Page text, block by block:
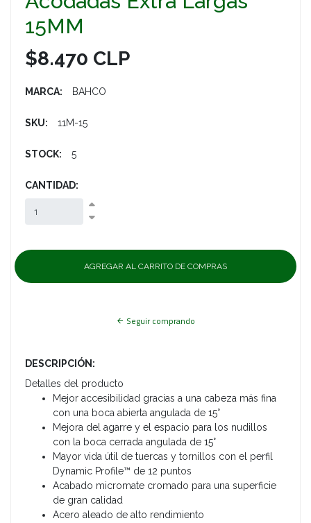
15MM
$8.470 CLP
MARCA: BAHCO
SKU: 11M-15
STOCK: 5
CANTIDAD:
Seguir comprando
DESCRIPCIÓN:
Detalles del producto
Mejor accesibilidad gracias a una cabeza más fina
con una boca abierta angulada de 15°
Mejora del agarre y el espacio para los nudillos
con la boca cerrada angulada de 15°
Mayor vida útil de tuercas y tornillos con el perfil
Dynamic Profile™ de 12 puntos
Acabado micromate cromado para una superficie
de gran calidad
Acero aleado de alto rendimiento